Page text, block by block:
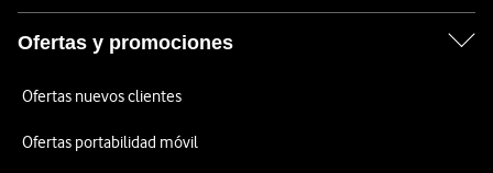
Ofertas y promociones
Ofertas nuevos clientes
Ofertas portabilidad móvil